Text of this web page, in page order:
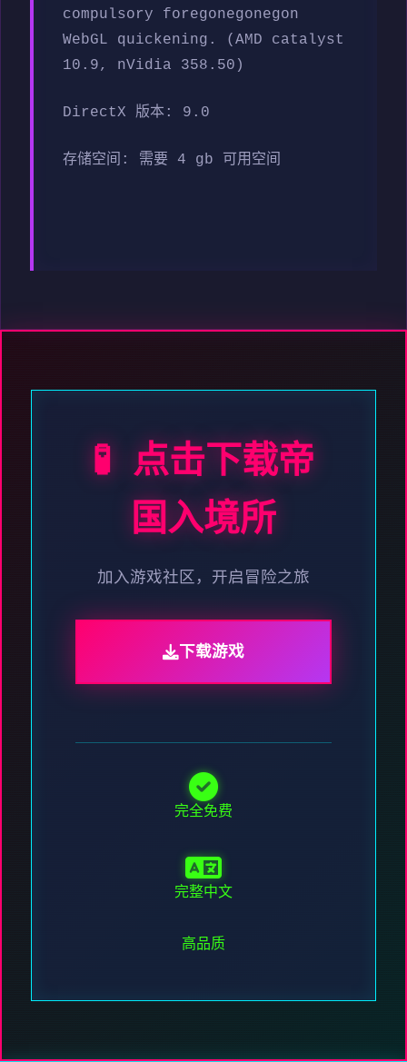
compulsory foregonegonegon
WebGL quickening. (AMD catalyst
10.9, nVidia 358.50)
DirectX 版本: 9.0
存储空间: 需要 4 gb 可用空间
🧪 点击下载帝
国入境所
加入游戏社区，开启冒险之旅
下载游戏
完全免费
完整中文
高品质